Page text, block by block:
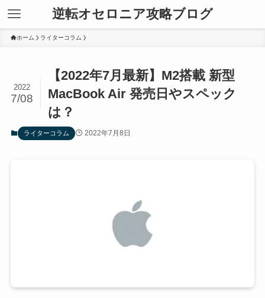
逆転オセロニア攻略ブログ
ホーム ライターコラム
【2022年7月最新】M2搭載 新型
MacBook Air 発売日やスペック
は？
2022
7/08
ライターコラム 2022年7月8日